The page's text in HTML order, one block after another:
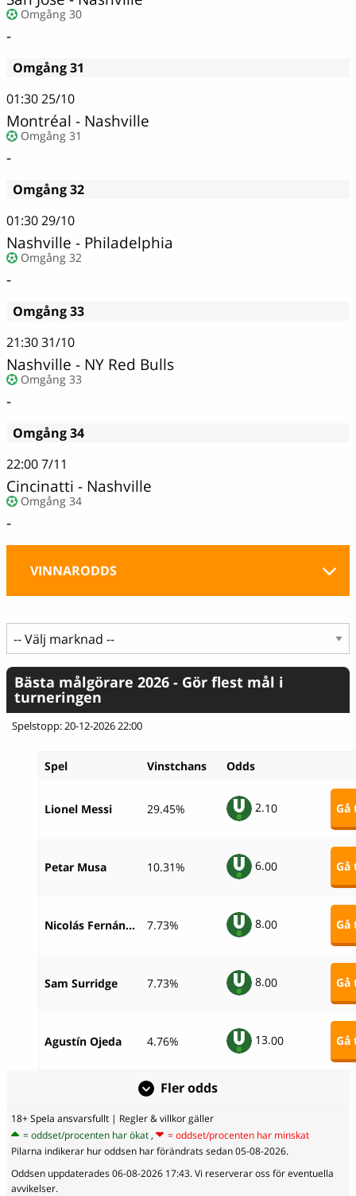
Omgång 30
-
Omgång 31
01:3025/10
Montréal - Nashville
Omgång 31
-
Omgång 32
01:3029/10
Nashville - Philadelphia
Omgång 32
-
Omgång 33
21:3031/10
Nashville - NY Red Bulls
Omgång 33
-
Omgång 34
22:007/11
Cincinatti - Nashville
Omgång 34
-
VINNARODDS
Bästa målgörare 2026 - Gör flest mål i
turneringen
Spelstopp: 20-12-2026 22:00
Spel Vinstchans Odds
Lionel Messi 29.45% 2.10 Gå
Petar Musa 10.31% 6.00 Gå
Nicolás Fernández Mercau 7.73% 8.00 Gå
Sam Surridge 7.73% 8.00 Gå
Agustín Ojeda 4.76% 13.00 Gå
Fler odds
18+ Spela ansvarsfullt| Regler & villkor gäller
= oddset/procenten har ökat ,
= oddset/procenten har minskat
Pilarna indikerar hur oddsen har förändrats sedan 05-08-2026.
Oddsen uppdaterades 06-08-2026 17:43. Vi reserverar oss för eventuella
avvikelser.